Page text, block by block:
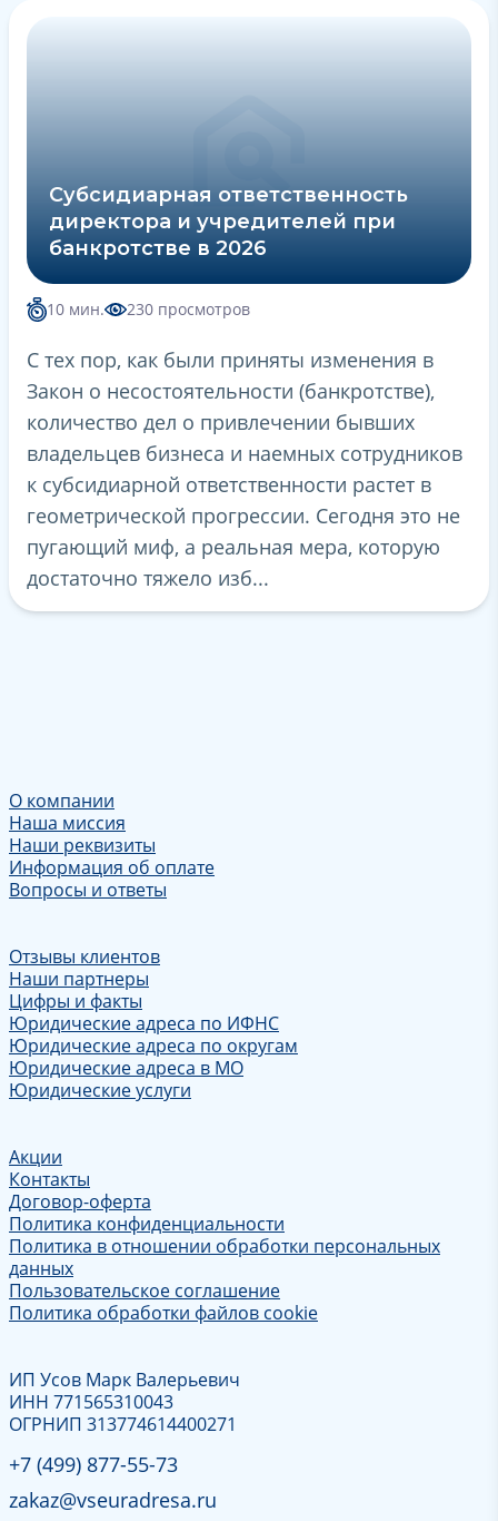
Субсидиарная ответственность
директора и учредителей при
банкротстве в 2026
10 мин. 230 просмотров
С тех пор, как были приняты изменения в
Закон о несостоятельности (банкротстве),
количество дел о привлечении бывших
владельцев бизнеса и наемных сотрудников
к субсидиарной ответственности растет в
геометрической прогрессии. Сегодня это не
пугающий миф, а реальная мера, которую
достаточно тяжело изб...
О компании
Наша миссия
Наши реквизиты
Информация об оплате
Вопросы и ответы
Отзывы клиентов
Наши партнеры
Цифры и факты
Юридические адреса по ИФНС
Юридические адреса по округам
Юридические адреса в МО
Юридические услуги
Акции
Контакты
Договор-оферта
Политика конфиденциальности
Политика в отношении обработки персональных
данных
Пользовательское соглашение
Политика обработки файлов cookie
ИП Усов Марк Валерьевич
ИНН 771565310043
ОГРНИП 313774614400271
+7 (499) 877-55-73
zakaz@vseuradresa.ru